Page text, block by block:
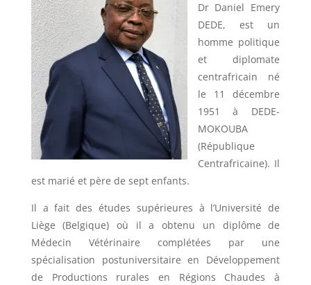
Dr Daniel Emery
DEDE, est un
homme politique
et diplomate
centrafricain né
le 11 décembre
1951 à DEDE-
MOKOUBA
(République
Centrafricaine). Il
est marié et père de sept enfants.
Il a fait des études supérieures à l’Université de
Liège (Belgique) où il a obtenu un diplôme de
Médecin Vétérinaire complétées par une
spécialisation postuniversitaire en Développement
de Productions rurales en Régions Chaudes à